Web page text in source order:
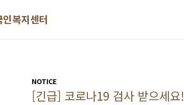
복지센터
NOTICE
[긴급] 코로나19 검사 받으세요!